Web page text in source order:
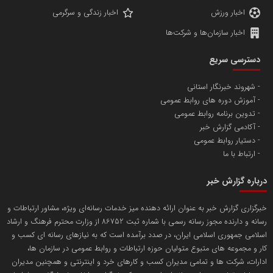
پایگاه اطلاع رسانی اعتلای نهادهای مردمی
تامین آهن اسفنجی تولیدکنندگان فولاد در کشور
تریبون
انتشار گسترده محتوا در رسانه گزارش خبر
مسعودصادقی
اخبار ورزش
اخبار زندگی و سرگرمی
اخبار سازمان‌ها و شرکت‌ها
دسترسی سریع
شهروند خبرنگار استانی
آموزش دوره های روابط عمومی
تدوین برنامه روابط عمومی
آکادمی گزارش خبر
دستیار روابط عمومی
ارتباط با ما
درباره گزارش خبر
خبرگزاری گزارش خبر به عنوان ارائه دهنده میز خدمات رسانه‌ای ویژه، مشاور ارتباطات و
رسانه و دارنده مجوز رسانه رسمی با شماره ثبت 86752 از وزارت محترم فرهنگ و ارشاد
اسلامی جمهوری اسلامی ایران، در صدد برآمده است که به نیازهای رسانه ای کسب و
کار و مجموعه های متبوع متولیان حوزه ارتباطات و روابط عمومی در سازمان ها،
ادارات، شرکت ها و تمامی مدیران کسب و کارهای خرد و اینترنتی و همچنین مدیران